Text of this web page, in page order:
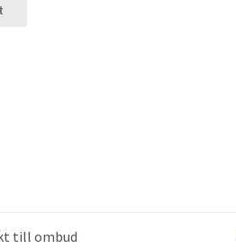
till ombud